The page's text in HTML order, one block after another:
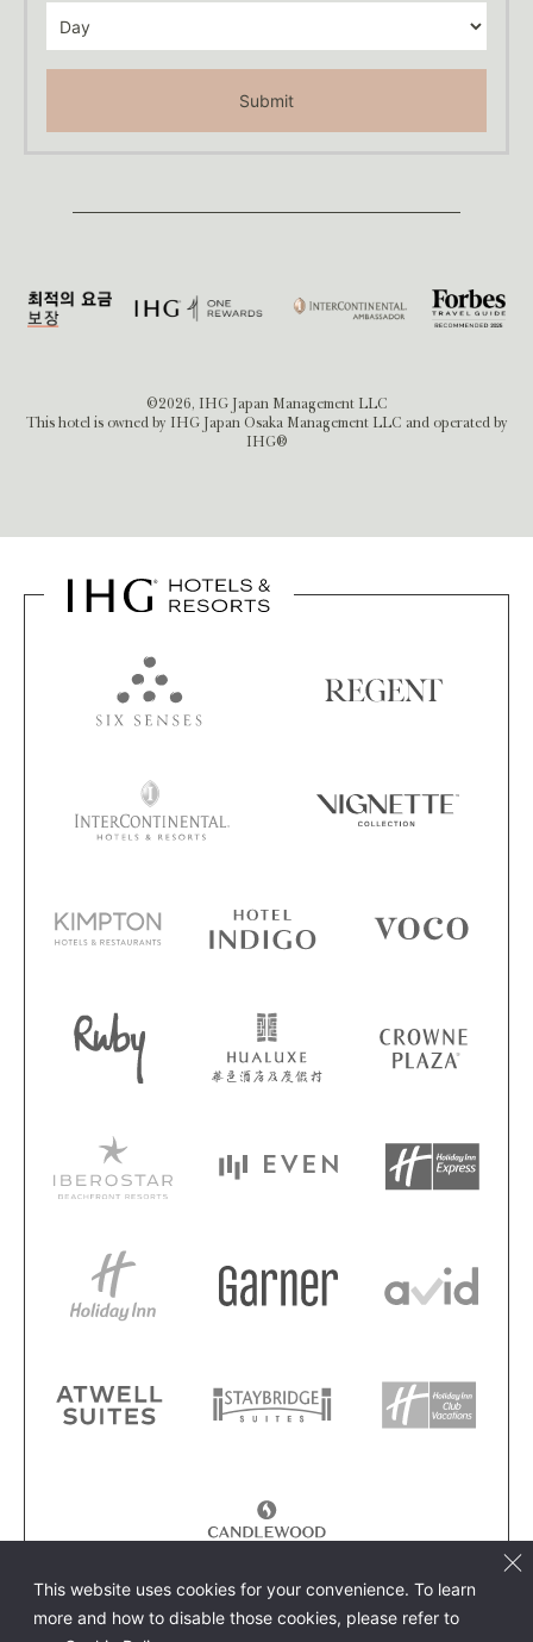
This website uses cookies for your convenience. To learn
more and how to disable those cookies, please refer to
Submit
©2026, IHG Japan Management LLC
This hotel is owned by IHG Japan Osaka Management LLC and operated by
IHG®